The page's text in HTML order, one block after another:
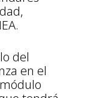
del
en el